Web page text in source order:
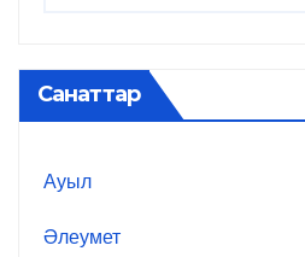
Санаттар
Ауыл
Әлеумет